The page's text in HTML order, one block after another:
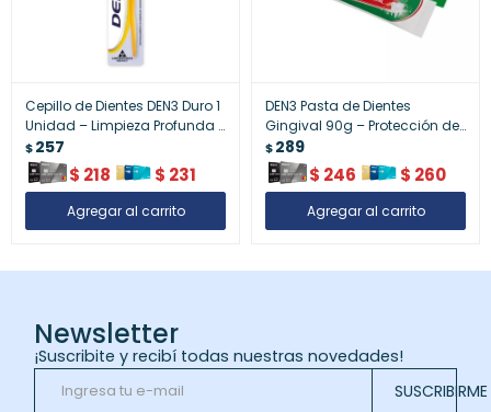
Cepillo de Dientes DEN3 Duro 1
Unidad – Limpieza Profunda y
Efectiva
$257
$ 218 $ 231
DEN3 Pasta de Dientes
Gingival 90g – Protección de
Encías y Salud Bucal
$289
$ 246 $ 260
Newsletter
¡Suscribite y recibí todas nuestras novedades!
SUSCRIBIRME